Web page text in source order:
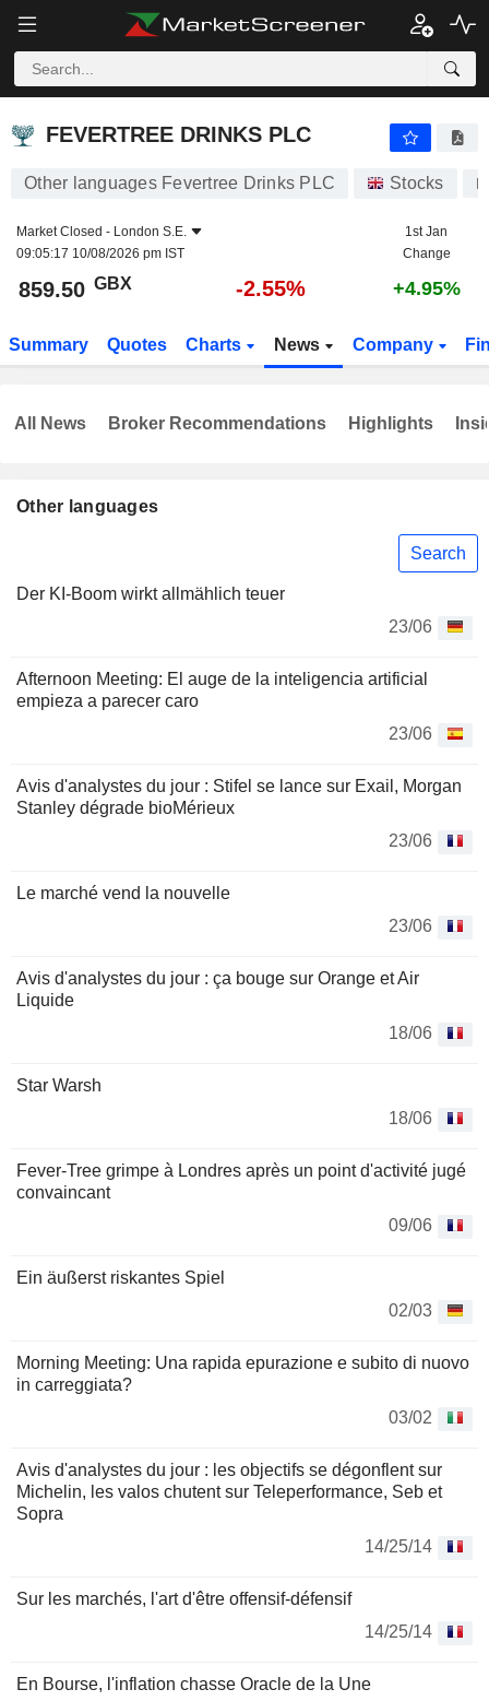
FEVERTREE DRINKS PLC
FEVERTREE DRINKS PLC
Other languages Fevertree Drinks PLC Stocks
Market Closed - London S.E.
09:05:17 10/08/2026 pm IST
1st Jan
Change
859.50 GBX -2.55% +4.95%
Summary Quotes Charts News Company
Other languages
Search
Der KI-Boom wirkt allmählich teuer
23/06
Afternoon Meeting: El auge de la inteligencia artificial
empieza a parecer caro
23/06
Avis d'analystes du jour : Stifel se lance sur Exail, Morgan
Stanley dégrade bioMérieux
23/06
Le marché vend la nouvelle
23/06
Avis d'analystes du jour : ça bouge sur Orange et Air
Liquide
18/06
Star Warsh
18/06
Fever-Tree grimpe à Londres après un point d'activité jugé
convaincant
09/06
Ein äußerst riskantes Spiel
02/03
Morning Meeting: Una rapida epurazione e subito di nuovo
in carreggiata?
03/02
Avis d'analystes du jour : les objectifs se dégonflent sur
Michelin, les valos chutent sur Teleperformance, Seb et
Sopra
14/25/14
Sur les marchés, l'art d'être offensif-défensif
14/25/14
En Bourse, l'inflation chasse Oracle de la Une
All News Broker Recommendations Highlights